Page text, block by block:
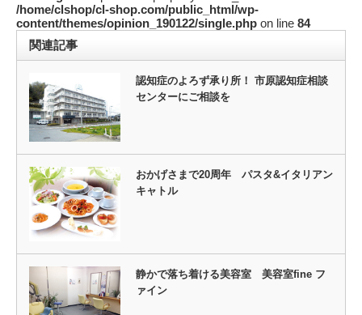
/home/clshop/cl-shop.com/public_html/wp-
content/themes/opinion_190122/single.php on line 84
関連記事
認知症のよろず承り所！ 市原認知症相談
センターにご相談を
おかげさまで20周年 パスタ&イタリアン
キャトル
静かで落ち着ける美容室 美容室fine フ
ァイン